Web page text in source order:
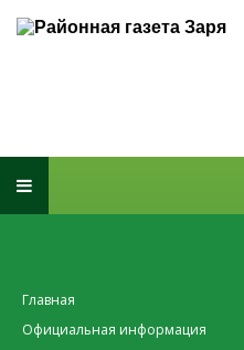
Главная
Официальная информация